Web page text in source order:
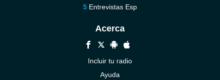
Entrevistas Esp
Acerca
Incluir tu radio
Ayuda